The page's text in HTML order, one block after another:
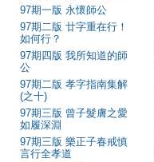
97期一版 永懷師公
97期二版 廿字重在行！
如何行？
97期四版 我所知道的師
公
97期二版 孝字指南集解
(之十)
97期三版 曾子髮膚之愛
如履深淵
97期三版 樂正子春戒慎
言行全孝道